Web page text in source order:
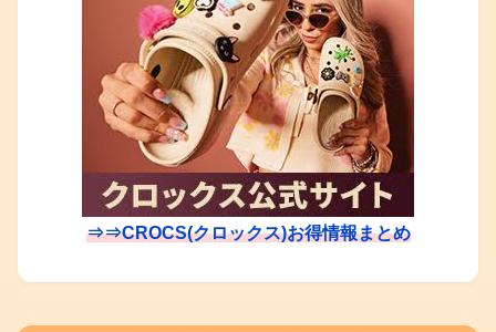
⇒⇒CROCS(クロックス)お得情報まとめ